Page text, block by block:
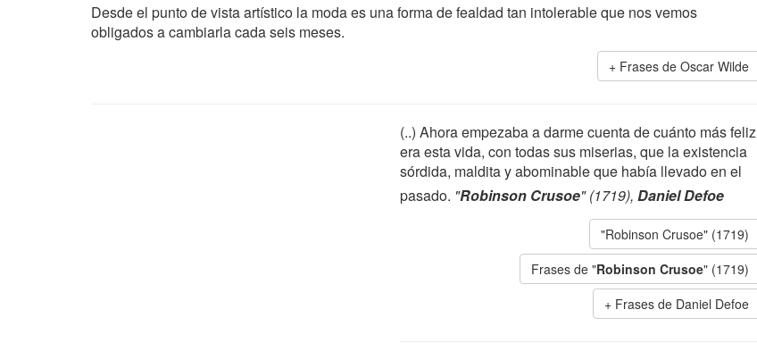
Desde el punto de vista artístico la moda es una forma de fealdad tan intolerable que nos vemos
obligados a cambiarla cada seis meses.
Frases de Oscar Wilde
(..) Ahora empezaba a darme cuenta de cuánto más feliz
era esta vida, con todas sus miserias, que la existencia
sórdida, maldita y abominable que había llevado en el
pasado. "Robinson Crusoe" (1719), Daniel Defoe
"Robinson Crusoe" (1719)
Frases de "Robinson Crusoe" (1719)
Frases de Daniel Defoe